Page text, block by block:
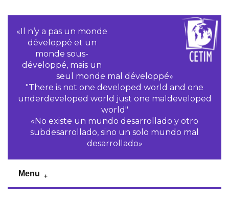
«Il n‘y a pas un monde
développé et un
monde sous-
développé, mais un
seul monde mal développé»
"There is not one developed world and one
underdeveloped world just one maldeveloped
world"
«No existe un mundo desarrollado y otro
subdesarrollado, sino un solo mundo mal
desarrollado»
Menu